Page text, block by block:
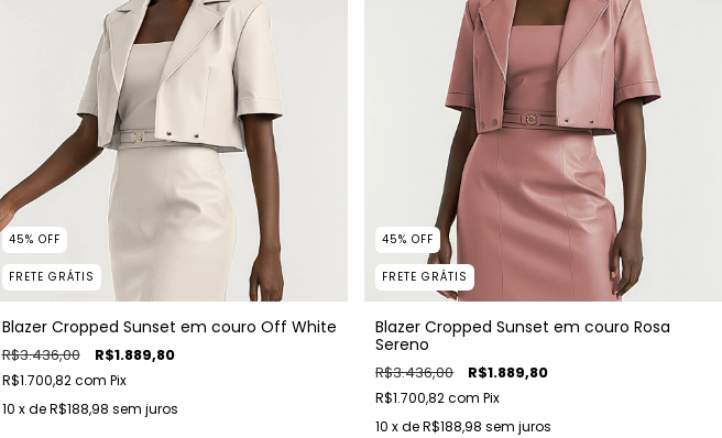
45% OFF
FRETE GRÁTIS
Blazer Cropped Sunset em couro Off White
R$3.436,00 R$1.889,80
R$1.700,82com Pix
10 x deR$188,98 sem juros
45%OFF
FRETE GRÁTIS
Blazer Cropped Sunset em couro Rosa
Sereno
R$3.436,00 R$1.889,80
R$1.700,82com Pix
10 x deR$188,98 sem juros